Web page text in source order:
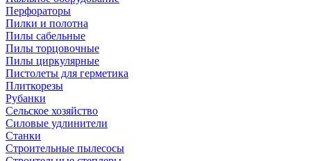
Перфораторы
Пилки и полотна
Пилы сабельные
Пилы торцовочные
Пилы циркулярные
Пистолеты для герметика
Плиткорезы
Рубанки
Сельское хозяйство
Силовые удлинители
Станки
Строительные пылесосы